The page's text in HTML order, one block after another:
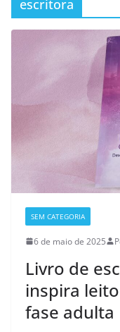
escritora
SEM CATEGORIA
6 de maio de 2025
Livro de
inspira
fase adulta